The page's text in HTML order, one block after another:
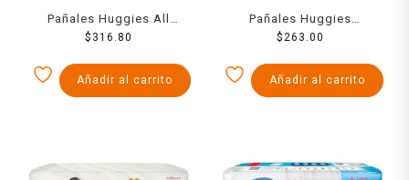
Pañales Huggies All
Around autoajustables
$ 316.80
Añadir al carrito
Pañales Huggies
UltraConfort etapa 4 niña
$ 263.00
Añadir al carrito